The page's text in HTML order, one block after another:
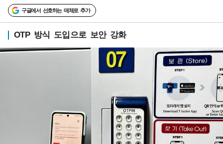
구글에서 선호하는 매체로 추가
OTP 방식 도입으로 보안 강화